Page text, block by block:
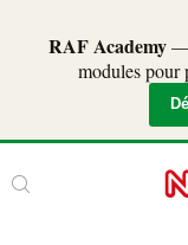
RAF Academy—
modules pour